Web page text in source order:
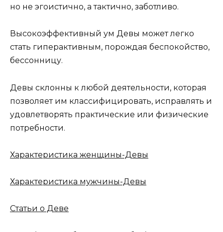
но не эгоистично, а тактично, заботливо.
Высокоэффективный ум Девы может легко
стать гиперактивным, порождая беспокойство,
бессонницу.
Девы склонны к любой деятельности, которая
позволяет им классифицировать, исправлять и
удовлетворять практические или физические
потребности.
Характеристика женщины-Девы
Характеристика мужчины-Девы
Статьи о Деве